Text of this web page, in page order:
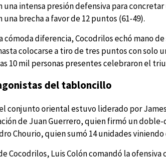
una intensa presión defensiva para
una brecha a favor de 12 puntos (61-49).
cómoda diferencia, Cocodrilos echó mano
colocarse a tiro de tres puntos con solo
10 mil personas presentes celebraron el
del tabloncillo
conjunto oriental estuvo liderado por
de Juan Guerrero, quien firmó un
Chourio, quien sumó 14 unidades
Cocodrilos, Luis Colón comandó la